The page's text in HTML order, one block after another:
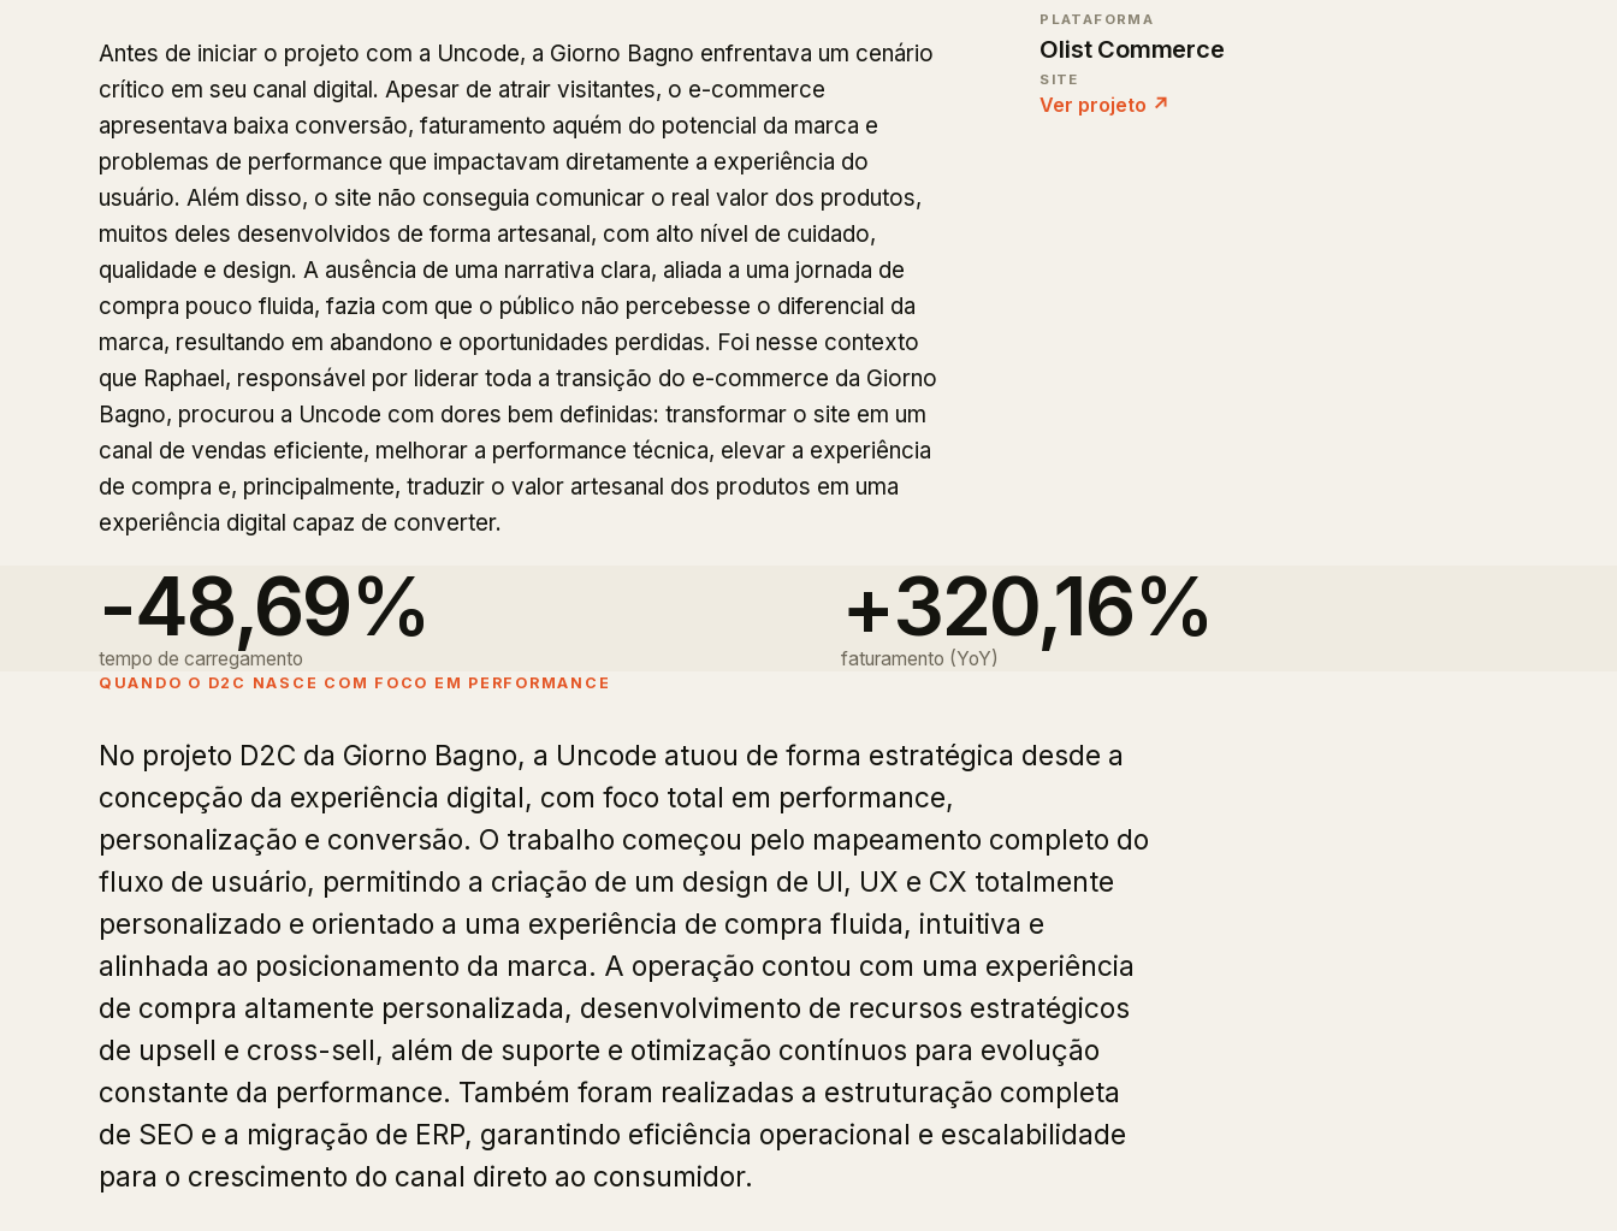
Antes de iniciar o projeto com a Uncode, a Giorno Bagno enfrentava um cenário
crítico em seu canal digital. Apesar de atrair visitantes, o e-commerce
apresentava baixa conversão, faturamento aquém do potencial da marca e
problemas de performance que impactavam diretamente a experiência do
usuário. Além disso, o site não conseguia comunicar o real valor dos produtos,
muitos deles desenvolvidos de forma artesanal, com alto nível de cuidado,
qualidade e design. A ausência de uma narrativa clara, aliada a uma jornada de
compra pouco fluida, fazia com que o público não percebesse o diferencial da
marca, resultando em abandono e oportunidades perdidas. Foi nesse contexto
que Raphael, responsável por liderar toda a transição do e-commerce da Giorno
Bagno, procurou a Uncode com dores bem definidas: transformar o site em um
canal de vendas eficiente, melhorar a performance técnica, elevar a experiência
de compra e, principalmente, traduzir o valor artesanal dos produtos em uma
experiência digital capaz de converter.
PLATAFORMA
Olist Commerce
SITE
Ver projeto ↗
-48,69%
tempo de carregamento
+320,16%
faturamento (YoY)
QUANDO O D2C NASCE COM FOCO EM PERFORMANCE
No projeto D2C da Giorno Bagno, a Uncode atuou de forma estratégica desde a
concepção da experiência digital, com foco total em performance,
personalização e conversão. O trabalho começou pelo mapeamento completo do
fluxo de usuário, permitindo a criação de um design de UI, UX e CX totalmente
personalizado e orientado a uma experiência de compra fluida, intuitiva e
alinhada ao posicionamento da marca. A operação contou com uma experiência
de compra altamente personalizada, desenvolvimento de recursos estratégicos
de upsell e cross-sell, além de suporte e otimização contínuos para evolução
constante da performance. Também foram realizadas a estruturação completa
de SEO e a migração de ERP, garantindo eficiência operacional e escalabilidade
para o crescimento do canal direto ao consumidor.